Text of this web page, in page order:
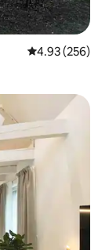
평점 4.93점(5
4.93 (256)